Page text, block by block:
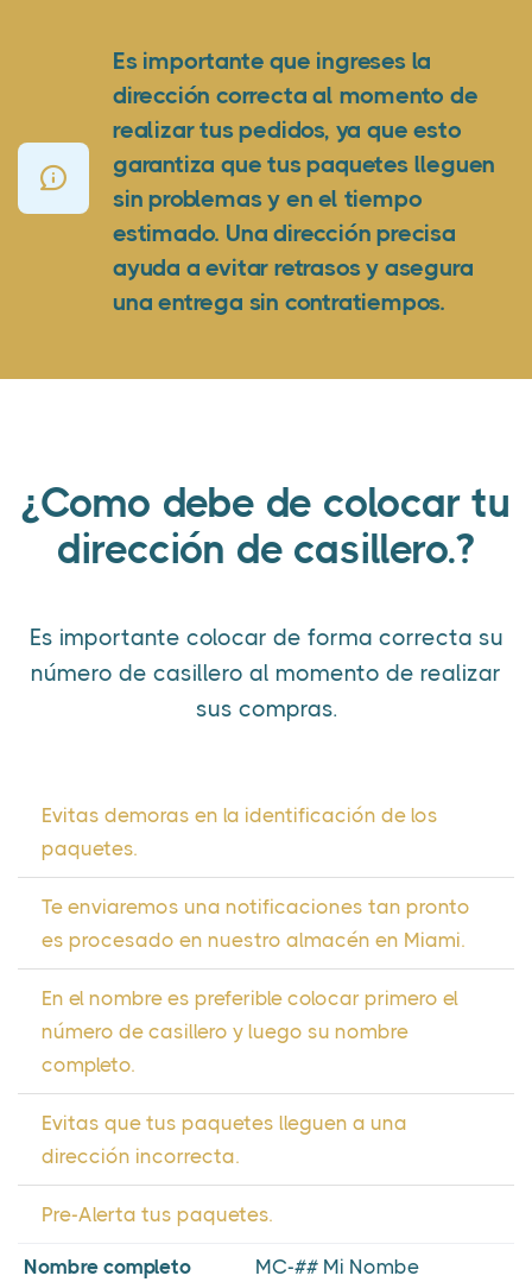
Es importante que ingreses la
dirección correcta al momento de
realizar tus pedidos, ya que esto
garantiza que tus paquetes lleguen
sin problemas y en el tiempo
estimado. Una dirección precisa
ayuda a evitar retrasos y asegura
una entrega sin contratiempos.
¿Como debe de colocar tu
dirección de casillero.?
Es importante colocar de forma correcta su
número de casillero al momento de realizar
sus compras.
Evitas demoras en la identificación de los
paquetes.
Te enviaremos una notificaciones tan pronto
es procesado en nuestro almacén en Miami.
En el nombre es preferible colocar primero el
número de casillero y luego su nombre
completo.
Evitas que tus paquetes lleguen a una
dirección incorrecta.
Pre-Alerta tus paquetes.
Nombre completo MC-## Mi Nombe